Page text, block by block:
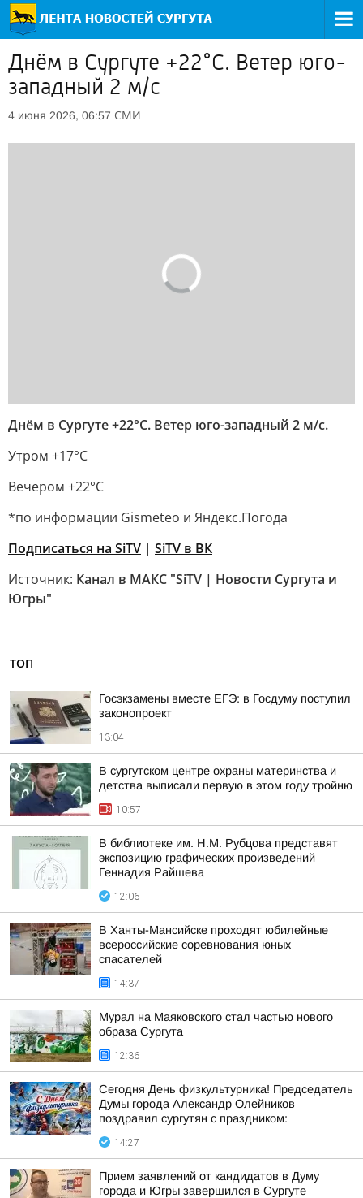
Днём в Сургуте +22°С. Ветер юго-
западный 2 м/с
4 июня 2026, 06:57 СМИ
Днём в Сургуте +22°С. Ветер юго-западный 2 м/с.
Утром +17°С
Вечером +22°С
*по информации Gismeteo и Яндекс.Погода
Подписаться на SiTV | SiTV в ВК
Источник: Канал в МАКС "SiTV | Новости Сургута и
Югры"
ТОП
Госэкзамены вместе ЕГЭ: в Госдуму поступил
законопроект
13:04
В сургутском центре охраны материнства и
детства выписали первую в этом году тройню
10:57
В библиотеке им. Н.М. Рубцова представят
экспозицию графических произведений
Геннадия Райшева
12:06
В Ханты-Мансийске проходят юбилейные
всероссийские соревнования юных
спасателей
14:37
Мурал на Маяковского стал частью нового
образа Сургута
12:36
Сегодня День физкультурника! Председатель
Думы города Александр Олейников
поздравил сургутян с праздником:
14:27
Прием заявлений от кандидатов в Думу
города и Югры завершился в Сургуте